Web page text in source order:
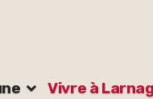
Vivre à